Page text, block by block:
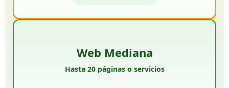
Web Mediana
Hasta 20 páginas o servicios